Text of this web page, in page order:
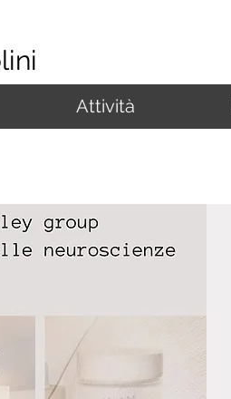
Attività